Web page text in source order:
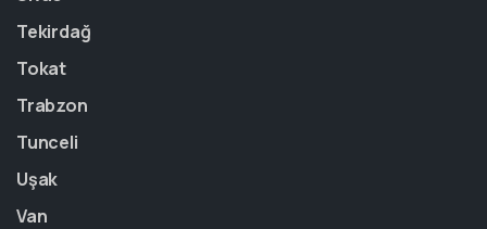
Tekirdağ
Tokat
Trabzon
Tunceli
Uşak
Van